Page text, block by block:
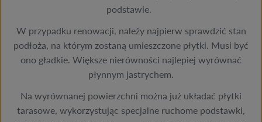
podstawie.
W przypadku renowacji, należy najpierw sprawdzić stan
podłoża, na którym zostaną umieszczone płytki. Musi być
ono gładkie. Większe nierówności najlepiej wyrównać
płynnym jastrychem.
Na wyrównanej powierzchni można już układać płytki
tarasowe, wykorzystując specjalne ruchome podstawki,